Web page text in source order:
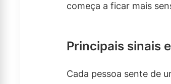
começa a ficar mais
Principais sinais
Cada pessoa sente de